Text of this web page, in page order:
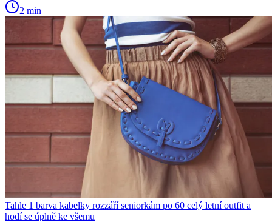
2 min
Tahle 1 barva kabelky rozzáří seniorkám po 60 celý letní outfit a
hodí se úplně ke všemu